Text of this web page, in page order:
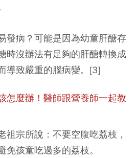
發病？可能是因為幼童肝醣存
時沒辦法有足夠的肝醣轉換成
導致嚴重的腦病變。[3]
怎麼辦！醫師跟營養師一起教
祖宗所說：不要空腹吃荔枝，
孩童吃過多的荔枝。